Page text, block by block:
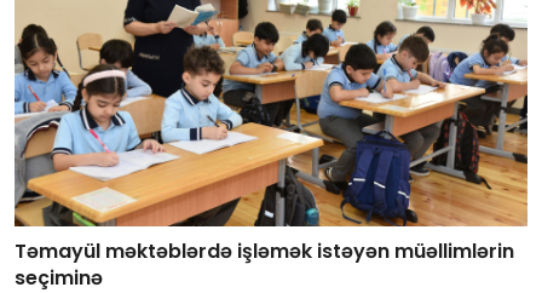
Təmayül məktəblərdə işləmək istəyən müəllimlərin
seçiminə